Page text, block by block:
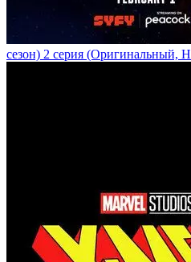
сезон) 2 серия (Оригинальный,